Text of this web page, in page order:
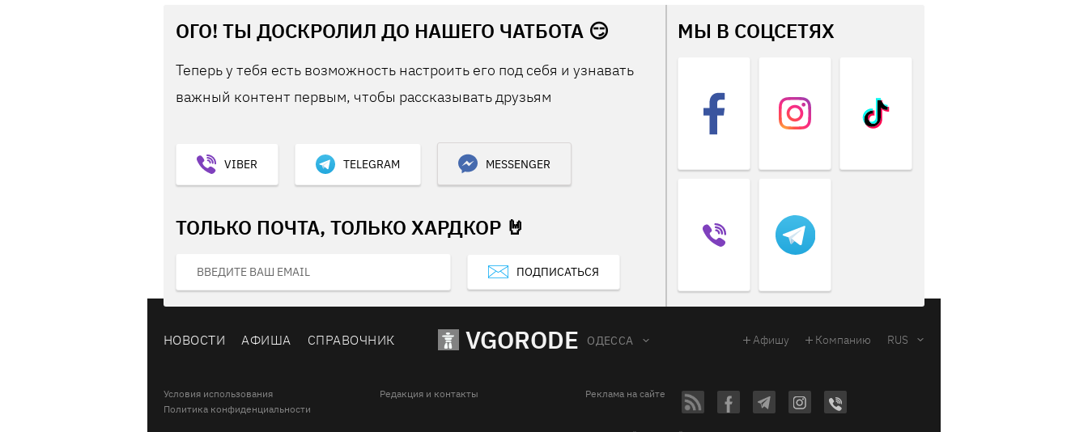
ОГО! ТЫ ДОСКРОЛИЛ ДО НАШЕГО ЧАТБОТА 😏
Теперь у тебя есть возможность настроить его под себя и узнавать
важный контент первым, чтобы рассказывать друзьям
VIBER TELEGRAM MESSENGER
ТОЛЬКО ПОЧТА, ТОЛЬКО ХАРДКОР 🤘
ПОДПИСАТЬСЯ
МЫ В СОЦСЕТЯХ
НОВОСТИ АФИША СПРАВОЧНИК VGORODE ОДЕССА Афишу Компанию RUS
Условия использования Редакция и контакты
Реклама на сайте
Политика конфиденциальности